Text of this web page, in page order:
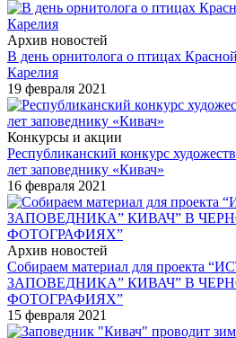
Архив новостей
В день орнитолога о птицах
Карелия
19 февраля 2021
Конкурсы и акции
Республиканский конкурс
лет заповеднику «Кивач»
16 февраля 2021
Архив новостей
Собираем материал для проекта
ЗАПОВЕДНИКА” КИВАЧ” В
ФОТОГРАФИЯХ”
15 февраля 2021